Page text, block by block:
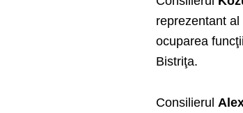
reprezentant
ocuparea
Bistriţa.
Consilierul